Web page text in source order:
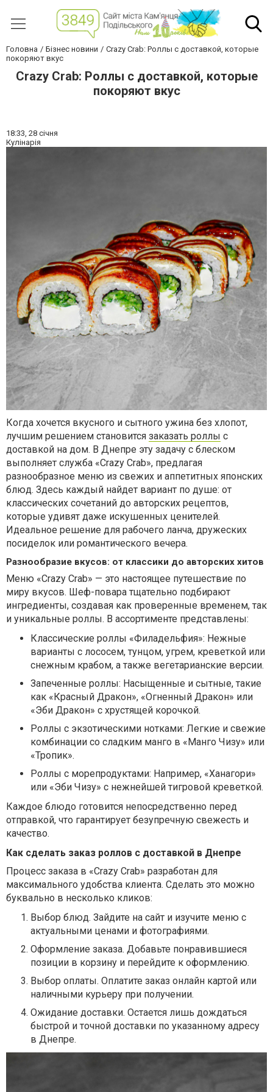
Головна Бізнес новини
Crazy Crab: Роллы с доставкой, которые
покоряют вкус
Crazy Crab: Роллы с доставкой, которые
покоряют вкус
18:33, 28 січня
Кулінарія
Когда хочется вкусного и сытного ужина без хлопот,
лучшим решением становится заказать роллы с
доставкой на дом. В Днепре эту задачу с блеском
выполняет служба «Crazy Crab», предлагая
разнообразное меню из свежих и аппетитных японских
блюд. Здесь каждый найдет вариант по душе: от
классических сочетаний до авторских рецептов,
которые удивят даже искушенных ценителей.
Идеальное решение для рабочего ланча, дружеских
посиделок или романтического вечера.
Разнообразие вкусов: от классики до авторских хитов
Меню «Crazy Crab» — это настоящее путешествие по
миру вкусов. Шеф-повара тщательно подбирают
ингредиенты, создавая как проверенные временем, так
и уникальные роллы. В ассортименте представлены:
Классические роллы «Филадельфия»: Нежные
варианты с лососем, тунцом, угрем, креветкой или
снежным крабом, а также вегетарианские версии.
Запеченные роллы: Насыщенные и сытные, такие
как «Красный Дракон», «Огненный Дракон» или
«Эби Дракон» с хрустящей корочкой.
Роллы с экзотическими нотками: Легкие и свежие
комбинации со сладким манго в «Манго Чизу» или
«Тропик».
Роллы с морепродуктами: Например, «Ханагори»
или «Эби Чизу» с нежнейшей тигровой креветкой.
Каждое блюдо готовится непосредственно перед
отправкой, что гарантирует безупречную свежесть и
качество.
Как сделать заказ роллов с доставкой в Днепре
Процесс заказа в «Crazy Crab» разработан для
максимального удобства клиента. Сделать это можно
буквально в несколько кликов:
Выбор блюд. Зайдите на сайт и изучите меню с
актуальными ценами и фотографиями.
Оформление заказа. Добавьте понравившиеся
позиции в корзину и перейдите к оформлению.
Выбор оплаты. Оплатите заказ онлайн картой или
наличными курьеру при получении.
Ожидание доставки. Остается лишь дождаться
быстрой и точной доставки по указанному адресу
в Днепре.